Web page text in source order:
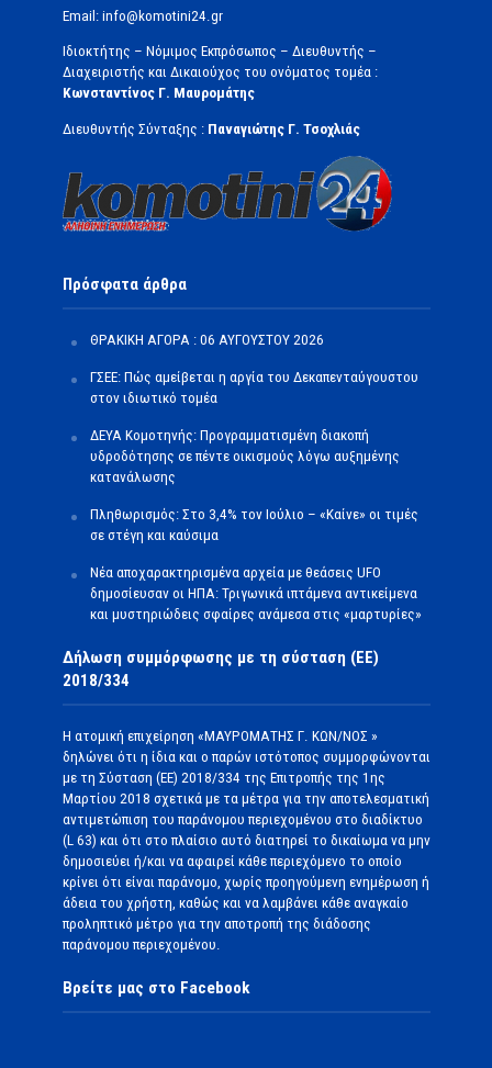
Email: info@komotini24.gr
Ιδιοκτήτης – Νόμιμος Εκπρόσωπος – Διευθυντής –
Διαχειριστής και Δικαιούχος του ονόματος τομέα :
Κωνσταντίνος Γ. Μαυρομάτης
Διευθυντής Σύνταξης : Παναγιώτης Γ. Τσοχλιάς
Πρόσφατα άρθρα
ΘΡΑΚΙΚΗ ΑΓΟΡΑ : 06 ΑΥΓΟΥΣΤΟΥ 2026
ΓΣΕΕ: Πώς αμείβεται η αργία του Δεκαπενταύγουστου
στον ιδιωτικό τομέα
ΔΕΥΑ Κομοτηνής: Προγραμματισμένη διακοπή
υδροδότησης σε πέντε οικισμούς λόγω αυξημένης
κατανάλωσης
Πληθωρισμός: Στο 3,4% τον Ιούλιο – «Καίνε» οι τιμές
σε στέγη και καύσιμα
Νέα αποχαρακτηρισμένα αρχεία με θεάσεις UFO
δημοσίευσαν οι ΗΠΑ: Τριγωνικά ιπτάμενα αντικείμενα
και μυστηριώδεις σφαίρες ανάμεσα στις «μαρτυρίες»
Δήλωση συμμόρφωσης με τη σύσταση (ΕΕ)
2018/334
Η ατομική επιχείρηση «ΜΑΥΡΟΜΑΤΗΣ Γ. ΚΩΝ/ΝΟΣ »
δηλώνει ότι η ίδια και ο παρών ιστότοπος συμμορφώνονται
με τη Σύσταση (ΕΕ) 2018/334 της Επιτροπής της 1ης
Μαρτίου 2018 σχετικά με τα μέτρα για την αποτελεσματική
αντιμετώπιση του παράνομου περιεχομένου στο διαδίκτυο
(L 63) και ότι στο πλαίσιο αυτό διατηρεί το δικαίωμα να μην
δημοσιεύει ή/και να αφαιρεί κάθε περιεχόμενο το οποίο
κρίνει ότι είναι παράνομο, χωρίς προηγούμενη ενημέρωση ή
άδεια του χρήστη, καθώς και να λαμβάνει κάθε αναγκαίο
προληπτικό μέτρο για την αποτροπή της διάδοσης
παράνομου περιεχομένου.
Βρείτε μας στο Facebook